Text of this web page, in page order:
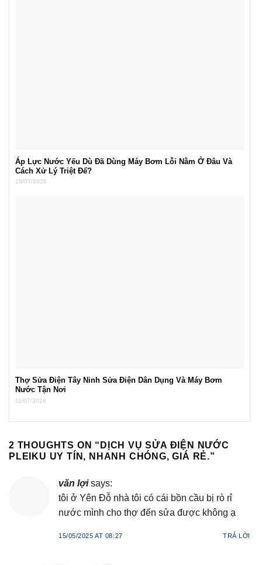
Áp Lực Nước Yếu Dù Đã Dùng Máy Bơm Lỗi Nằm Ở Đâu Và
Cách Xử Lý Triệt Để?
15/07/2026
Thợ Sửa Điện Tây Ninh Sửa Điện Dân Dụng Và Máy Bơm
Nước Tận Nơi
11/07/2026
2 THOUGHTS ON “ DỊCH VỤ SỬA ĐIỆN NƯỚC
PLEIKU UY TÍN, NHANH CHÓNG, GIÁ RẺ.”
văn lợi says:
tôi ở Yên Đỗ nhà tôi có cái bồn cầu bị rò rỉ
nước mình cho thợ đến sửa được không ạ
15/05/2025 AT 08:27 TRẢ LỜI